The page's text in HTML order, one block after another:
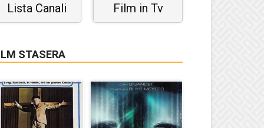
Lista Canali Film in Tv
STASERA